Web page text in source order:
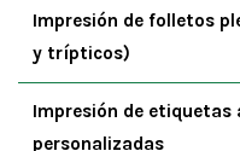
Impresión de folletos
y trípticos)
Impresión de etiquetas
personalizadas